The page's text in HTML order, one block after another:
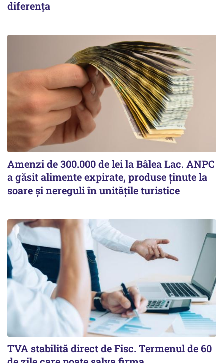
diferența
Amenzi de 300.000 de lei la Bâlea Lac. ANPC
a găsit alimente expirate, produse ținute la
soare și nereguli în unitățile turistice
TVA stabilită direct de Fisc. Termenul de 60